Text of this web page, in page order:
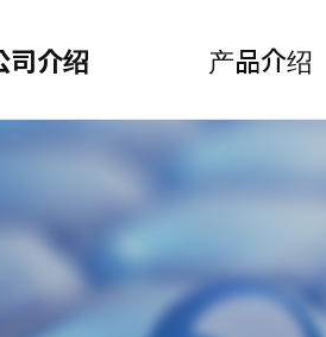
본문 바
주메뉴
보조메뉴
푸터 바
司介绍 产品介绍